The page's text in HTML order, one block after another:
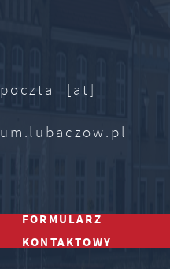
poczta [at]
um.lubaczow.pl
FORMULARZ
KONTAKTOWY